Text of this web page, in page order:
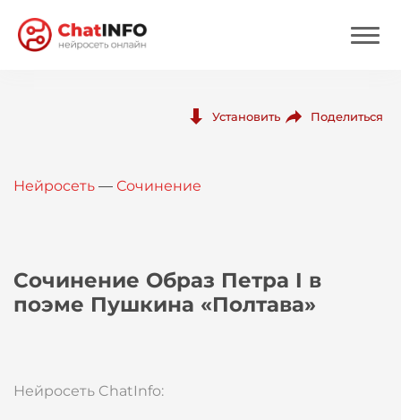
Вход
Установить Поделиться
Нейросеть — Сочинение
Сочинение Образ Петра I в
поэме Пушкина «Полтава»
Нейросеть ChatInfo: